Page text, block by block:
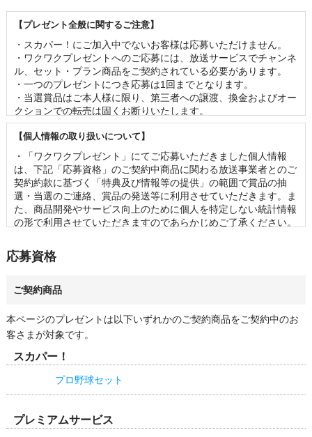
【プレゼント全般に関するご注意】
・スカパー！にご加入中でないお客様は応募いただけません。
・ワクワクプレゼントへのご応募には、放送サービスでチャンネ
ル、セット・プラン商品をご契約されている必要があります。
・一つのプレゼントにつき応募は1回までとなります。
・当選賞品はご本人様に限り、第三者への譲渡、換金およびオー
クションでの転売は固くお断りいたします。
・賞品の内容（イベントの出演者、グッズの名称・仕様等）は事
前の予告なく変更となる場合がございます。
・お客様の当選機会均等のため、一度当選されたお客様は2ヶ月
以内の再当選はできませんのであらかじめご了承ください。
・当選の発表は、当選の通知をもって代えさせていただきます。
なお、賞品のお届け先は日本国内に限らせていただきます。
・応募状況、および当落に関するお問い合わせは一切ご回答でき
かねます。
・賞品の管理には万全を期しておりますが、配送を伴う賞品にお
可能性がございます。予めご容赦ください。
【個人情報の取り扱いについて】
・「ワクワクプレゼント」にてご応募いただきました個人情報
は、下記「応募資格」のご契約中商品に関わる放送事業者とのご
契約約款に基づく「特典及び情報等の提供」の範囲で賞品の抽
選・当選のご連絡、賞品の発送等に利用させていただきます。ま
た、商品開発やサービス向上のために個人を特定しない統計情報
の形で利用させていただきますのであらかじめご了承ください。
る場合には、あらかじめ必要事項を通知いたしますのでご確認く
ださい。
会社のプライバシーポリシーをご参照ください。
応募資格
ご契約商品
本ページのプレゼントは以下いずれかのご契約商品をご契約中のお
客さまが対象です。
スカパー！
プロ野球セット
プレミアムサービス